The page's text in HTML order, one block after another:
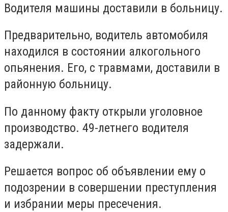
Водителя машины доставили в больницу.
Предварительно, водитель автомобиля
находился в состоянии алкогольного
опьянения. Его, с травмами, доставили в
районную больницу.
По данному факту открыли уголовное
производство. 49-летнего водителя
задержали.
Решается вопрос об объявлении ему о
подозрении в совершении преступления
и избрании меры пресечения.